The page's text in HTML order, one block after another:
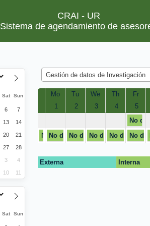
CRAI - UR
Sistema de agendamiento de
Sat Sun
6 7
13 14
20 21
27 28
3 4
10 11
Sat Sun
Gestión de datos de Investigación
Mo Tu We Th Fr
1
2 3 4 5
No
No disponible
No disponible
No disponible
No disponible
No No
Externa Interna